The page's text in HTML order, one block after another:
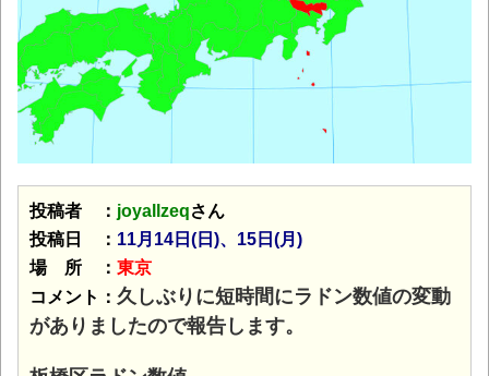
投稿者 ： joyallzeqさん
投稿日 ： 11月14日(日)、15日(月)
場 所 ： 東京
コメント： 久しぶりに短時間にラドン数値の変動
がありましたので報告します。